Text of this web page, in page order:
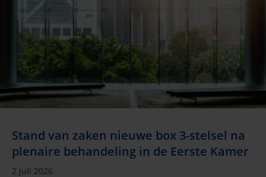
Stand van zaken nieuwe box 3-stelsel na
plenaire behandeling in de Eerste Kamer
2 juli 2026